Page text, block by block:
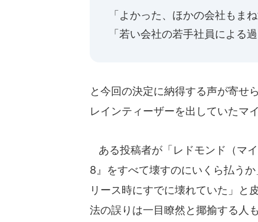
「よかった、ほかの会社もま
「若い会社の若手社員による過
と今回の決定に納得する声が寄せ
レインティーザーを出していたマ
ある投稿者が「レドモンド（マ
8』をすべて壊すのにいくら払う
リース時にすでに壊れていた」と
法の誤りは一目瞭然と揶揄する人も